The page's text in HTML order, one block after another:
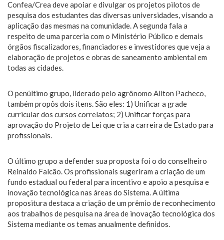
Confea/Crea deve apoiar e divulgar os projetos pilotos de
pesquisa dos estudantes das diversas universidades, visando a
aplicação das mesmas na comunidade. A segunda fala a
respeito de uma parceria com o Ministério Público e demais
órgãos fiscalizadores, financiadores e investidores que veja a
elaboração de projetos e obras de saneamento ambiental em
todas as cidades.
O penúltimo grupo, liderado pelo agrônomo Ailton Pacheco,
também propôs dois itens. São eles: 1) Unificar a grade
curricular dos cursos correlatos; 2) Unificar forças para
aprovação do Projeto de Lei que cria a carreira de Estado para
profissionais.
O último grupo a defender sua proposta foi o do conselheiro
Reinaldo Falcão. Os profissionais sugeriram a criação de um
fundo estadual ou federal para incentivo e apoio a pesquisa e
inovação tecnológica nas áreas do Sistema. A última
propositura destaca a criação de um prêmio de reconhecimento
aos trabalhos de pesquisa na área de inovação tecnológica dos
Sistema mediante os temas anualmente definidos.